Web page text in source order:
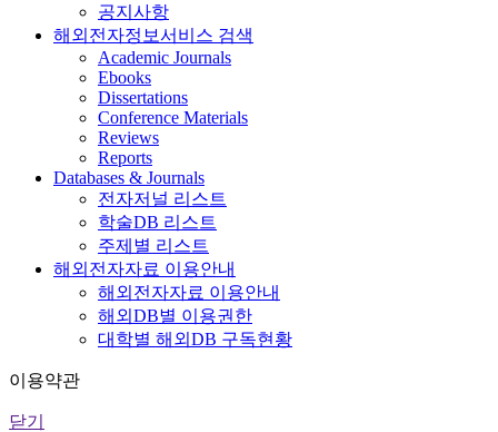
공지사항
해외전자정보서비스 검색
Academic Journals
Ebooks
Dissertations
Conference Materials
Reviews
Reports
Databases & Journals
전자저널 리스트
학술DB 리스트
주제별 리스트
해외전자자료 이용안내
해외전자자료 이용안내
해외DB별 이용권한
대학별 해외DB 구독현황
이용약관
닫기